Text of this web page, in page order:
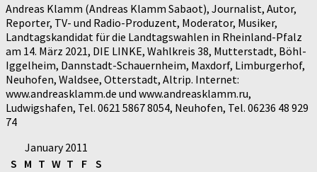
Andreas Klamm (Andreas Klamm Sabaot), Journalist, Autor,
Reporter, TV- und Radio-Produzent, Moderator, Musiker,
Landtagskandidat für die Landtagswahlen in Rheinland-Pfalz
am 14. März 2021, DIE LINKE, Wahlkreis 38, Mutterstadt, Böhl-
Iggelheim, Dannstadt-Schauernheim, Maxdorf, Limburgerhof,
Neuhofen, Waldsee, Otterstadt, Altrip. Internet:
www.andreasklamm.de und www.andreasklamm.ru,
Ludwigshafen, Tel. 0621 5867 8054, Neuhofen, Tel. 06236 48 929
74
January 2011
S M T W T F S